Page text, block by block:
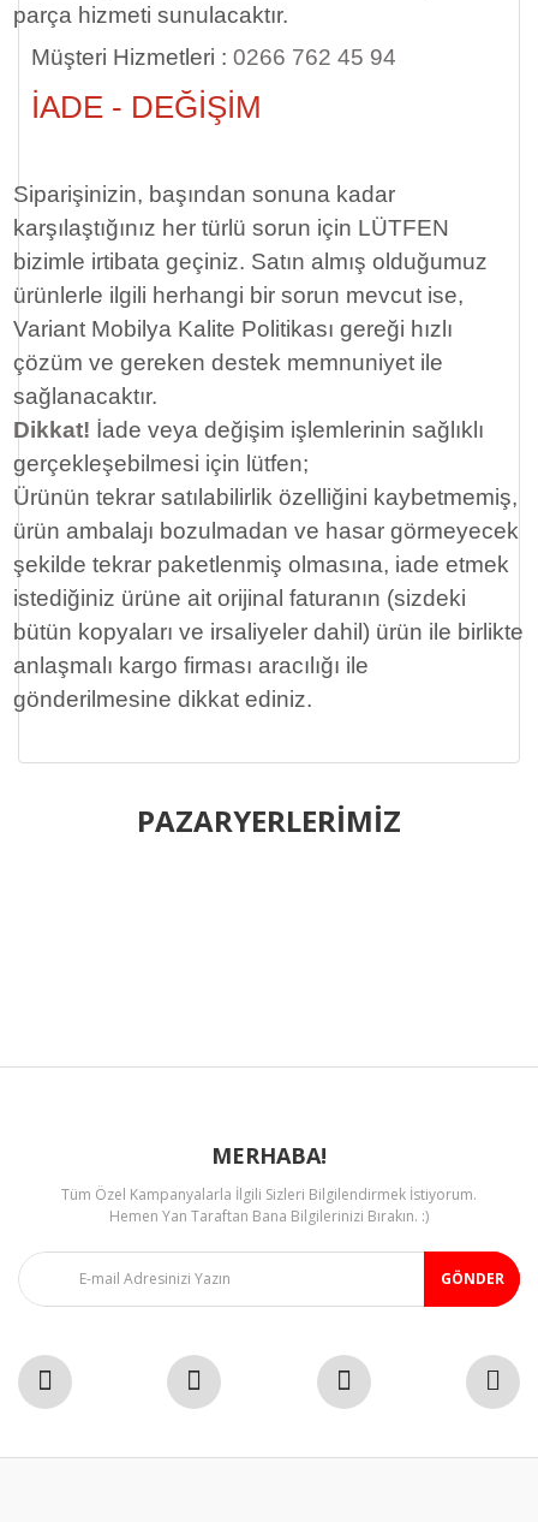
parça hizmeti sunulacaktır.
Müşteri Hizmetleri : 0266 762 45 94
İADE - DEĞİŞİM
Siparişinizin, başından sonuna kadar
karşılaştığınız her türlü sorun için LÜTFEN
bizimle irtibata geçiniz. Satın almış olduğumuz
ürünlerle ilgili herhangi bir sorun mevcut ise,
Variant Mobilya Kalite Politikası gereği hızlı
çözüm ve gereken destek memnuniyet ile
sağlanacaktır.
Dikkat! İade veya değişim işlemlerinin sağlıklı
gerçekleşebilmesi için lütfen;
Ürünün tekrar satılabilirlik özelliğini kaybetmemiş,
ürün ambalajı bozulmadan ve hasar görmeyecek
şekilde tekrar paketlenmiş olmasına, iade etmek
istediğiniz ürüne ait orijinal faturanın (sizdeki
bütün kopyaları ve irsaliyeler dahil) ürün ile birlikte
anlaşmalı kargo firması aracılığı ile
gönderilmesine dikkat ediniz.
Bu ürüne ilk yorumu siz yapın!
konularda yetersiz gördüğünüz noktaları öneri formunu
kullanarak tarafımıza iletebilirsiniz.
Gönder
PAZARYERLERİMİZ
MERHABA!
Tüm Özel Kampanyalarla İlgili Sizleri Bilgilendirmek İstiyorum.
Hemen Yan Taraftan Bana Bilgilerinizi Bırakın. :)
GÖNDER